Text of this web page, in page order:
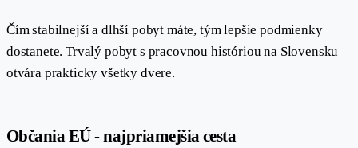
Čím stabilnejší a dlhší pobyt máte, tým lepšie podmienky
dostanete. Trvalý pobyt s pracovnou históriou na Slovensku
otvára prakticky všetky dvere.
Občania EÚ - najpriamejšia cesta